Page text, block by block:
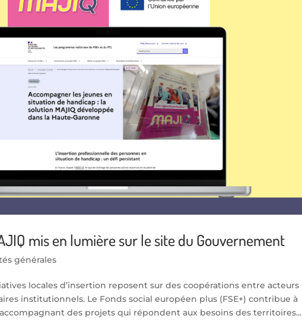
mis en lumière sur le site du Gouvernement
générales
locales d’insertion reposent sur des coopérations entre acteurs
institutionnels. Le Fonds social européen plus (FSE+) contribue à
des projets qui répondent aux besoins des territoires...